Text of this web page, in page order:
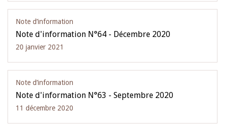
Note d’information
Note d'information N°64 - Décembre 2020
20 janvier 2021
Note d’information
Note d'information N°63 - Septembre 2020
11 décembre 2020